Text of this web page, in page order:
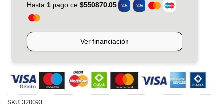
SKU: 320093